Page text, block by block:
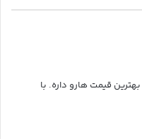
قیمت هارو داره. با